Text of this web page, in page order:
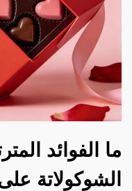
ما الفوائد
الشوكولاتة